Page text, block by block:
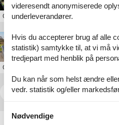
OmKerteminde
sommerhus
Om
<< < 1 2 3 4
Artikeltyper
videresendt anonymiserede
underleverandører.
Hvis du accepterer brug af alle
statistik) samtykke til, at vi må
tredjepart med henblik på
Du kan når som helst ændre
vedr. statistik og/eller
Nødvendige